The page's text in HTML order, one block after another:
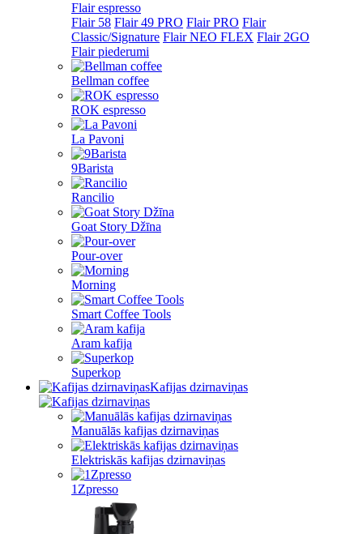
Flair espresso
Flair 58 Flair 49 PRO Flair PRO Flair
Classic/Signature Flair NEO FLEX Flair 2GO
Flair piederumi
Bellman coffee
ROK espresso
La Pavoni
9Barista
Rancilio
Goat Story Džīna
Pour-over
Morning
Smart Coffee Tools
Aram kafija
Superkop
Kafijas dzirnaviņas
Manuālās kafijas dzirnaviņas
Elektriskās kafijas dzirnaviņas
1Zpresso